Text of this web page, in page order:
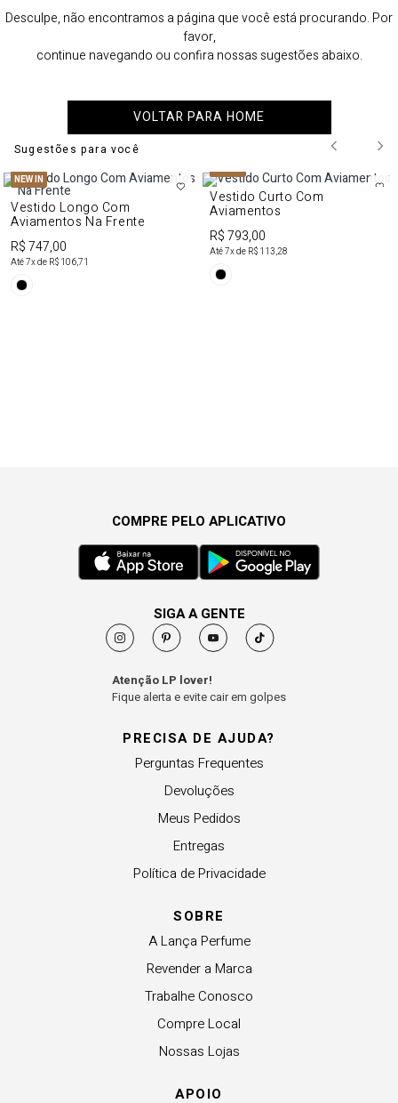
Desculpe, não encontramos a página que você está procurando. Por
favor,
continue navegando ou confira nossas sugestões abaixo.
VOLTAR PARA HOME
Sugestões para você
NEW IN
Vestido Longo Com
Aviamentos Na Frente
R$ 747,00
Até7x de R$ 106,71
NEW IN
Vestido Curto Com
Aviamentos
R$ 793,00
Até7x de R$ 113,28
PRECISA DE AJUDA?
Perguntas Frequentes
Devoluções
Meus Pedidos
Entregas
Política de Privacidade
SOBRE
A Lança Perfume
Revender a Marca
Trabalhe Conosco
Compre Local
Nossas Lojas
APOIO
COMPRE PELO APLICATIVO
SIGA A GENTE
Atenção LP lover!
Fique alerta e evite cair em golpes